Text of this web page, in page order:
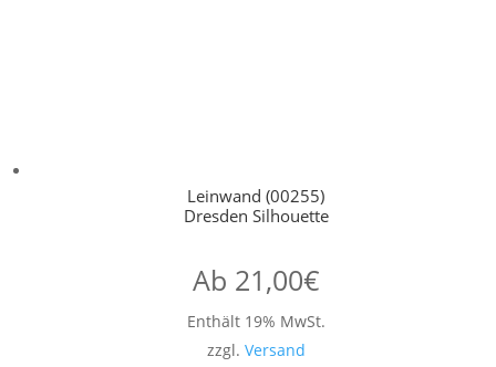
Leinwand (00255)
Dresden Silhouette
Ab 21,00€
Enthält 19% MwSt.
zzgl. Versand